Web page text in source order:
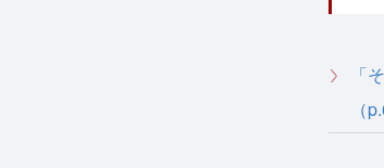
「
（